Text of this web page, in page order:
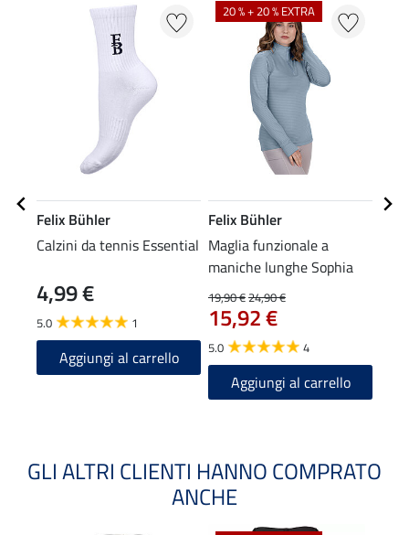
Felix Bühler
Calzini da tennis Essential
4,99 €
5.0 1
Aggiungi al carrello
20 % + 20 % EXTRA
Felix Bühler
Maglia funzionale a
maniche lunghe Sophia
19,90 €24,90 €
15,92 €
5.0 4
Aggiungi al carrello
GLI ALTRI CLIENTI HANNO COMPRATO
ANCHE